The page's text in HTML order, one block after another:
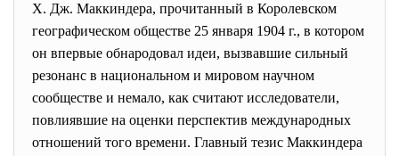
Х. Дж. Маккиндера, прочитанный в Королевском
географическом обществе 25 января 1904 г., в котором
он впервые обнародовал идеи, вызвавшие сильный
резонанс в национальном и мировом научном
сообществе и немало, как считают исследователи,
повлиявшие на оценки перспектив международных
отношений того времени. Главный тезис Маккиндера